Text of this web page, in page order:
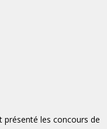
présenté les concours de